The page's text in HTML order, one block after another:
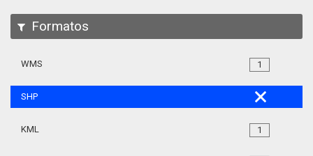
Formatos
1
WMS
SHP
1
KML